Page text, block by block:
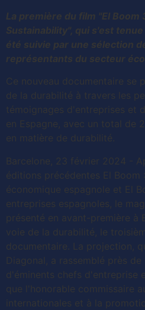
La première du film "El Boom
Sustainability", qui s'est
été suivie par une sélection
représentants du secteur
Ce nouveau documentaire se
de la durabilité à travers les
témoignages d'entreprises et
en Espagne, avec un total de
en matière de durabilité.
Barcelone, 23 février 2024 -
éditions précédentes El Boom
économique espagnole et El
entreprises espagnoles, le
présenté en avant-première à
voie de la durabilité, le
documentaire. La projection,
Diagonal, a rassemblé près
d'éminents chefs d'entreprise
que l'honorable commissaire
internationales et à la